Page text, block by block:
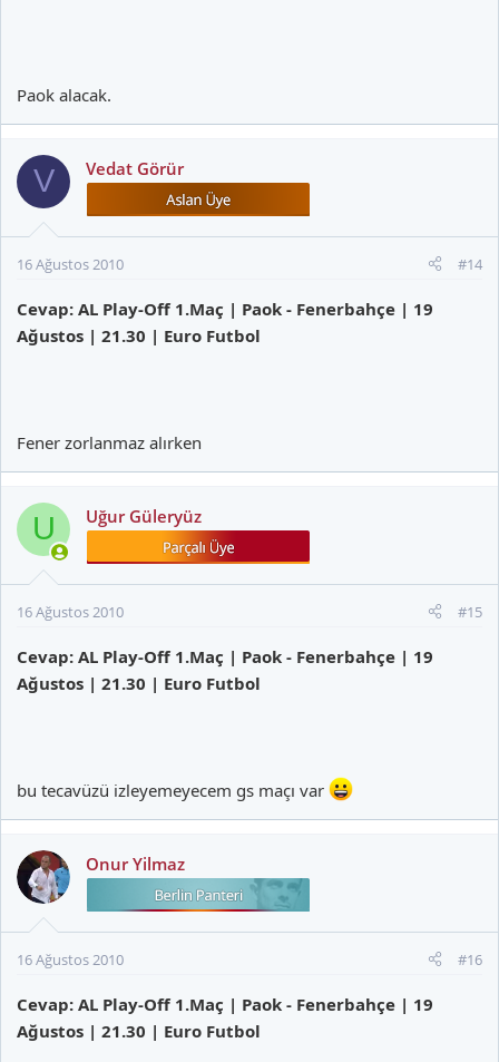
Paok alacak.
V Vedat Görür
16 Ağustos 2010 #14
Cevap: AL Play-Off 1.Maç | Paok - Fenerbahçe | 19
Ağustos | 21.30 | Euro Futbol
Fener zorlanmaz alırken
U Uğur Güleryüz
16 Ağustos 2010 #15
Cevap: AL Play-Off 1.Maç | Paok - Fenerbahçe | 19
Ağustos | 21.30 | Euro Futbol
bu tecavüzü izleyemeyecem gs maçı var
Onur Yilmaz
16 Ağustos 2010 #16
Cevap: AL Play-Off 1.Maç | Paok - Fenerbahçe | 19
Ağustos | 21.30 | Euro Futbol